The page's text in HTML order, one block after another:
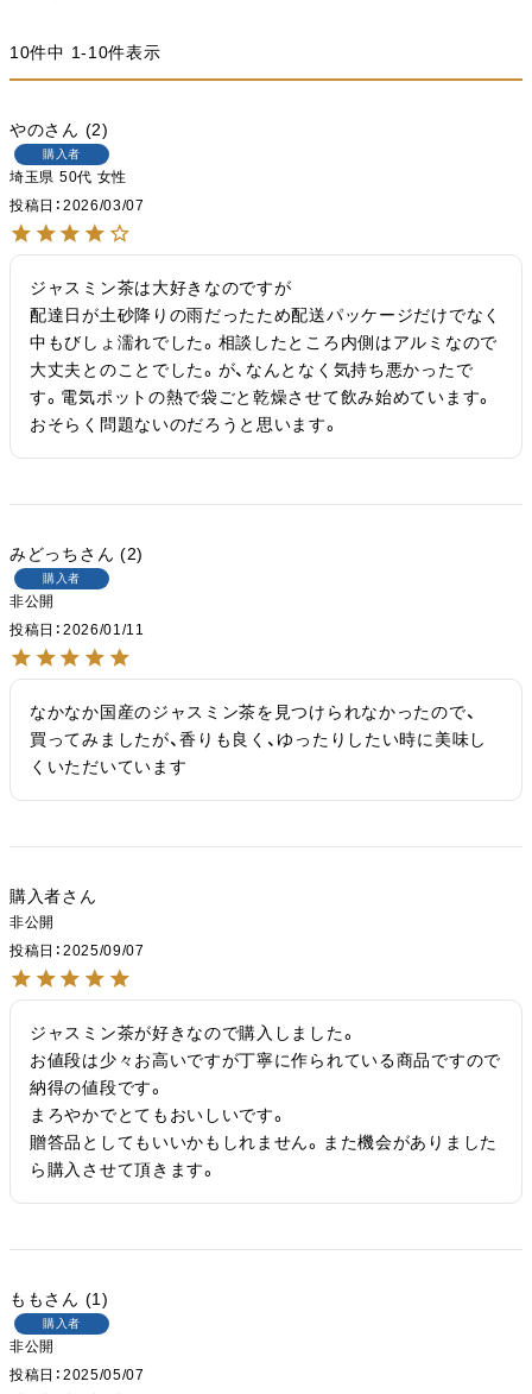
10件中 1-10件表示
やの 2
購入者
埼玉県 50代 女性
投稿日
2026/03/07
ジャスミン茶は大好きなのですが
配達日が土砂降りの雨だったため配送パッケージだけでなく
中もびしょ濡れでした。相談したところ内側はアルミなので
大丈夫とのことでした。が、なんとなく気持ち悪かったで
す。電気ポットの熱で袋ごと乾燥させて飲み始めています。
おそらく問題ないのだろうと思います。
みどっち 2
購入者
非公開
投稿日
2026/01/11
なかなか国産のジャスミン茶を見つけられなかったので、
買ってみましたが、香りも良く、ゆったりしたい時に美味し
くいただいています
購入者
非公開
投稿日
2025/09/07
ジャスミン茶が好きなので購入しました。
お値段は少々お高いですが丁寧に作られている商品ですので
納得の値段です。
まろやかでとてもおいしいです。
贈答品としてもいいかもしれません。また機会がありました
ら購入させて頂きます。
もも 1
購入者
非公開
投稿日
2025/05/07